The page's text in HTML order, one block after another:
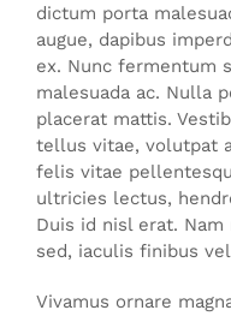
dictum porta
augue, dapibus
ex. Nunc fermentum
malesuada ac. Nulla
placerat mattis.
tellus vitae, volutpat
felis vitae
ultricies lectus,
Duis id nisl erat.
sed, iaculis finibus
Vivamus ornare